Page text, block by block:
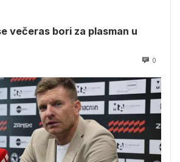
večeras bori za plasman u
0